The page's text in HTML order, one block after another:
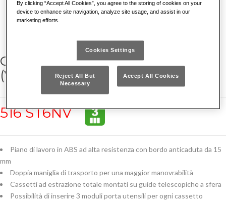
CARRELLO START - 6 CASSETTI
(VUOTO)
516 ST6NV
Piano di lavoro in ABS ad alta resistenza con bordo anticaduta da 15
mm
Doppia maniglia di trasporto per una maggior manovrabilità
Cassetti ad estrazione totale montati su guide telescopiche a sfera
Possibilità di inserire 3 moduli porta utensili per ogni cassetto
By clicking “Accept All Cookies”, you agree to the storing of cookies on your
device to enhance site navigation, analyze site usage, and assist in our
marketing efforts.
Cookies Settings
Reject All But
Necessary
Accept All Cookies